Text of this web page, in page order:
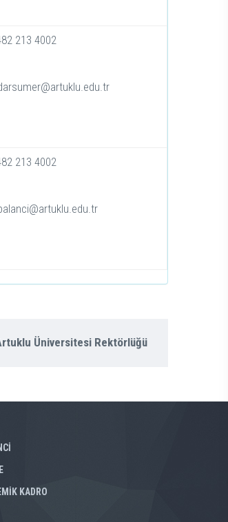
213 4002
213 4002
Üniversitesi Rektörlüğü
KADRO